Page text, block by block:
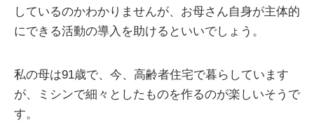
しているのかわかりませんが、お母さん自身が主体的
にできる活動の導入を助けるといいでしょう。
私の母は91歳で、今、高齢者住宅で暮らしています
が、ミシンで細々としたものを作るのが楽しいそうで
す。